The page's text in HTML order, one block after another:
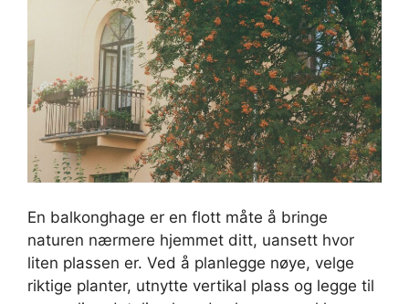
En balkonghage er en flott måte å bringe
naturen nærmere hjemmet ditt, uansett hvor
liten plassen er. Ved å planlegge nøye, velge
riktige planter, utnytte vertikal plass og legge til